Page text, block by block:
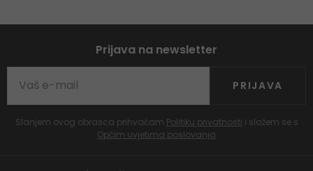
Prijava na newsletter
PRIJAVA
Slanjem ovog obrasca prihvaćam Politiku privatnosti i slažem se s
Općim uvjetima poslovanja